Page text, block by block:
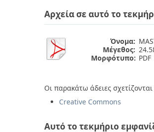
Αρχεία σε αυτό το
Όνομα:
Μέγεθος:
Μορφότυπο: PDF
Οι παρακάτω άδειες
Creative Commons
Αυτό το τεκμήριο